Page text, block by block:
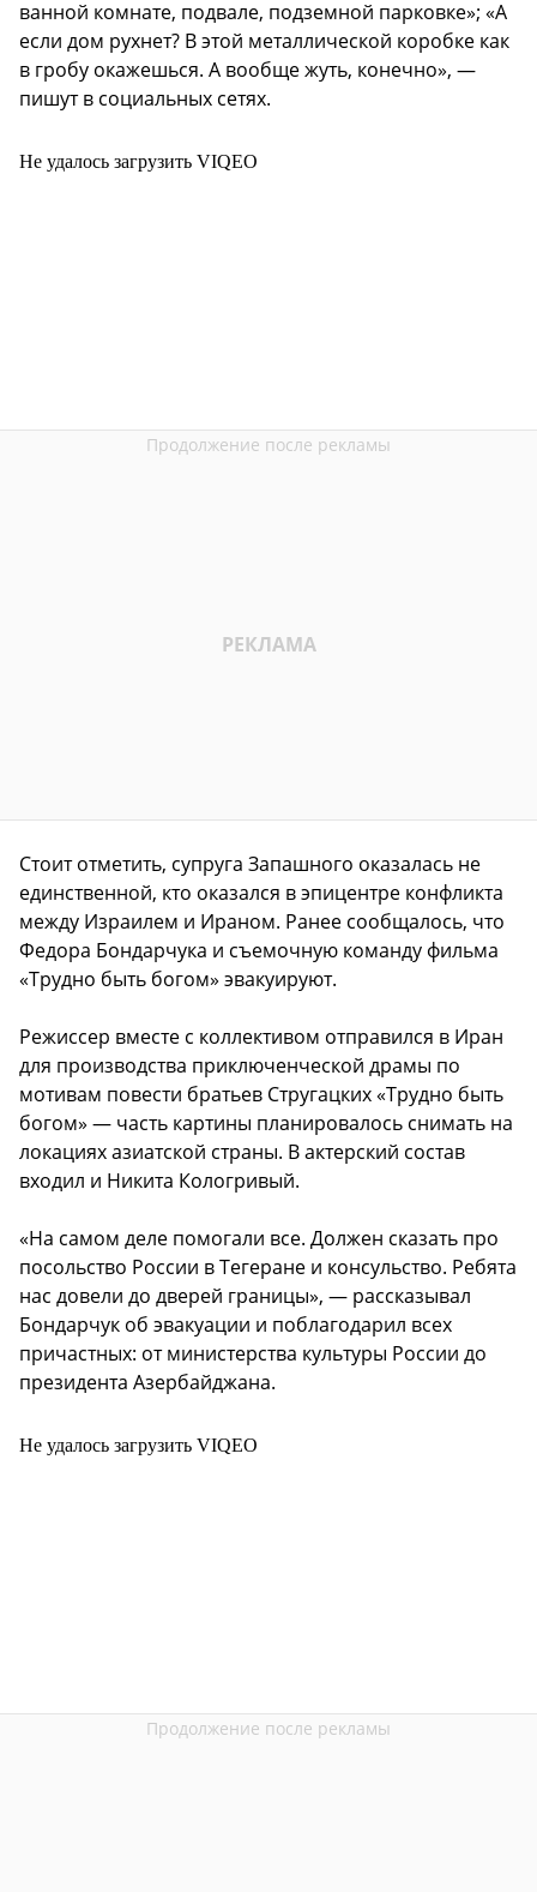
ванной комнате, подвале, подземной парковке»; «А
если дом рухнет? В этой металлической коробке как
в гробу окажешься. А вообще жуть, конечно», —
пишут в социальных сетях.
Не удалось загрузить VIQEO
Стоит отметить, супруга Запашного оказалась не
единственной, кто оказался в эпицентре конфликта
между Израилем и Ираном. Ранее сообщалось, что
Федора Бондарчука и съемочную команду фильма
«Трудно быть богом» эвакуируют.
Режиссер вместе с коллективом отправился в Иран
для производства приключенческой драмы по
мотивам повести братьев Стругацких «Трудно быть
богом» — часть картины планировалось снимать на
локациях азиатской страны. В актерский состав
входил и Никита Кологривый.
«На самом деле помогали все. Должен сказать про
посольство России в Тегеране и консульство. Ребята
нас довели до дверей границы», — рассказывал
Бондарчук об эвакуации и поблагодарил всех
причастных: от министерства культуры России до
президента Азербайджана.
Не удалось загрузить VIQEO